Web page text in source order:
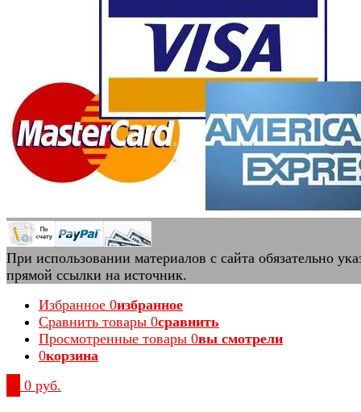
При использовании материалов с сайта обязательно
прямой ссылки на источник.
Избранное 0избранное
Сравнить товары 0сравнить
Просмотренные товары 0вы смотрели
0корзина
0 руб.